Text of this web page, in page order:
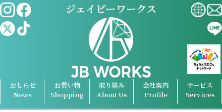
おしらせ
News
お買い物
Shopping
取り組み
About Us
会社案内
Profile
サービス
Services